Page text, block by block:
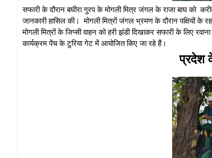
सफारी के दौरान बघीरा गु्रप के मोगली मित्र जंगल के राजा बाघ को
जानकारी हासिल की। मोगली मित्रों जंगल भ्रमण के दौरान पक्षियों
मोगली मित्रों के जिप्सी वाहन को हरी झंडी दिखाकर सफारी के लिए
कार्यक्रम पेंच के टुरिया गेट में आयोजित किए जा रहे हैं।
प्रदेश